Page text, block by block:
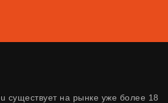
существует на рынке уже более 18